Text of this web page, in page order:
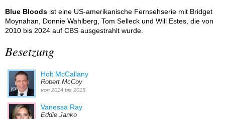
Blue Bloods ist eine US-amerikanische Fernsehserie mit Bridget
Moynahan, Donnie Wahlberg, Tom Selleck und Will Estes, die von
2010 bis 2024 auf CBS ausgestrahlt wurde.
Besetzung
Holt McCallany
Robert McCoy
von 2014 bis 2015
Vanessa Ray
Eddie Janko